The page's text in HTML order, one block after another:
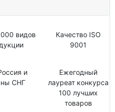
видов
Качество ISO
9001
и
СНГ
Ежегодный
лауреат конкурса
100 лучших
товаров